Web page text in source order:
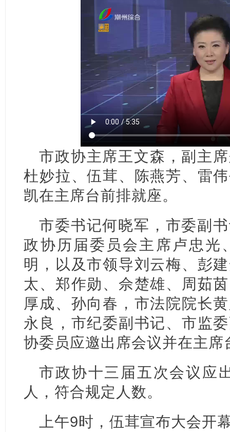
市政协主席王文森，副主
杜妙拉、伍茸、陈燕芳、雷
凯在主席台前排就座。
市委书记何晓军，市委副
政协历届委员会主席卢忠光
明，以及市领导刘云梅、彭
太、郑作勋、佘楚雄、周茹
厚成、孙向春，市法院院长
永良，市纪委副书记、市监
协委员应邀出席会议并在主
市政协十三届五次会议应
人，符合规定人数。
上午9时，伍茸宣布大会开